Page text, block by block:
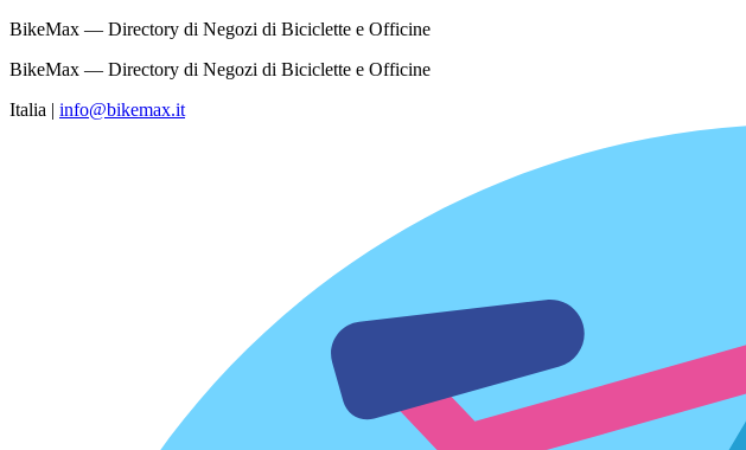
BikeMax — Directory di Negozi di Biciclette e Officine
BikeMax — Directory di Negozi di Biciclette e Officine
Italia | info@bikemax.it